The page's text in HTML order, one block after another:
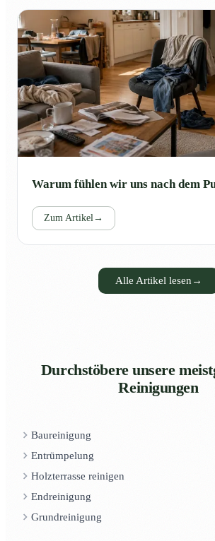
Warum fühlen wir uns nach dem
Zum Artikel →
Alle Artikel lesen →
Durchstöbere unsere
Reinigungen
Baureinigung
Entrümpelung
Holzterrasse reinigen
Endreinigung
Grundreinigung